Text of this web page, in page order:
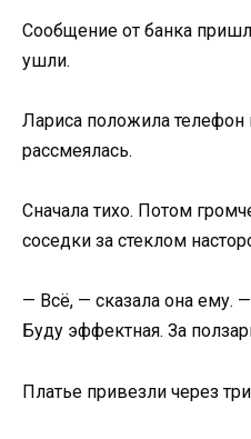
Сообщение от банка
ушли.
Лариса положила телефон
рассмеялась.
Сначала тихо. Потом
соседки за стеклом
— Всё, — сказала она ему.
Буду эффектная. За
Платье привезли через